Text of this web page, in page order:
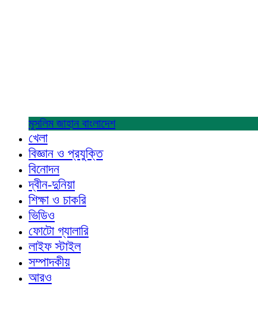
মুসলিম জাহান বাংলাদেশ
খেলা
বিজ্ঞান ও প্রযুক্তি
বিনোদন
দ্বীন-দুনিয়া
শিক্ষা ও চাকরি
ভিডিও
ফোটো গ্যালারি
লাইফ স্টাইল
সম্পাদকীয়
আরও